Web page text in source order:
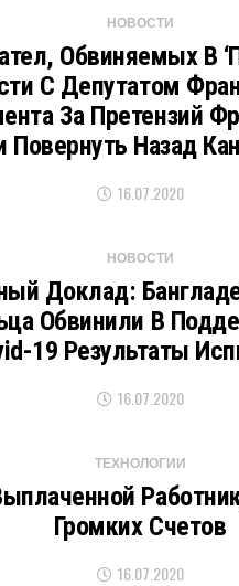
НОВОСТИ
Обвиняемых В
С Депутатом
За Претензий
Повернуть Назад
16.07.2020
НОВОСТИ
Доклад:
Обвинили В
19 Результаты
16.07.2020
ТЕХНОЛОГИИ
Громких Счетов
16.07.2020